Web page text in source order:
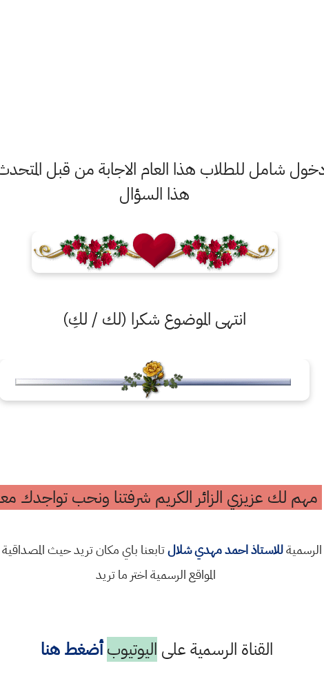
دخول شامل للطلاب هذا العام الاجابة من قبل
هذا السؤال
انتهى الموضوع شكرا (لك / لكِ)
مهم لك عزيزي الزائر الكريم شرفتنا ونحب تواجدك
للاستاذ احمد مهدي شلالتابعنا باي مكان تريد حيث
المواقع الرسمية اختر ما تريد
القناة الرسمية على اليوتيوب أضغط هنا